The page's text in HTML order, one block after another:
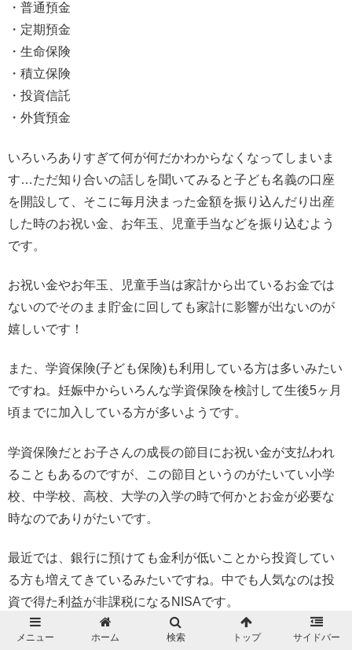
・普通預金
・定期預金
・生命保険
・積立保険
・投資信託
・外貨預金
いろいろありすぎて何が何だかわからなくなってしまいま
す…ただ知り合いの話しを聞いてみると子ども名義の口座
を開設して、そこに毎月決まった金額を振り込んだり出産
した時のお祝い金、お年玉、児童手当などを振り込むよう
です。
お祝い金やお年玉、児童手当は家計から出ているお金では
ないのでそのまま貯金に回しても家計に影響が出ないのが
嬉しいです！
また、学資保険(子ども保険)も利用している方は多いみたい
ですね。妊娠中からいろんな学資保険を検討して生後5ヶ月
頃までに加入している方が多いようです。
学資保険だとお子さんの成長の節目にお祝い金が支払われ
ることもあるのですが、この節目というのがたいてい小学
校、中学校、高校、大学の入学の時で何かとお金が必要な
時なのでありがたいです。
最近では、銀行に預けても金利が低いことから投資してい
る方も増えてきているみたいですね。中でも人気なのは投
資で得た利益が非課税になるNISAです。
わが家では、夫の考えを元にお祝い金やお年玉、児童手当
メニュー ホーム 検索 トップ サイドバー